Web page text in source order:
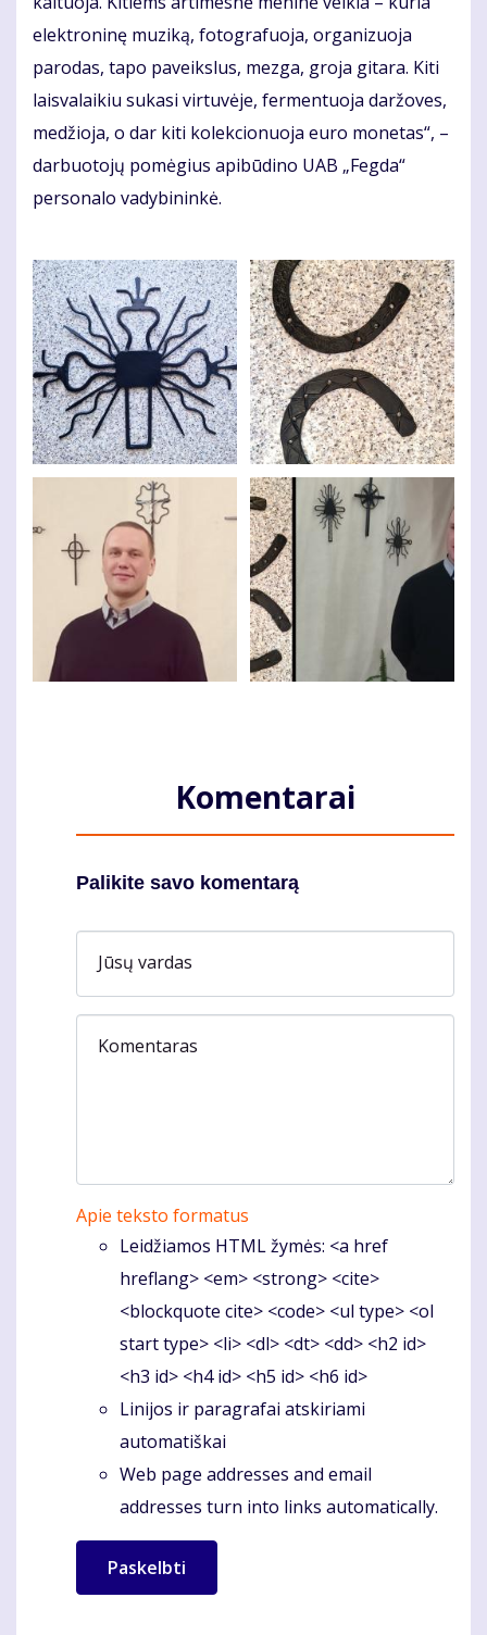
elektroninę muziką, fotografuoja, organizuoja
parodas, tapo paveikslus, mezga, groja gitara. Kiti
laisvalaikiu sukasi virtuvėje, fermentuoja daržoves,
medžioja, o dar kiti kolekcionuoja euro monetas“, –
darbuotojų pomėgius apibūdino UAB „Fegda“
personalo vadybininkė.
Komentarai
Palikite savo komentarą
Jūsų vardas
Komentaras
Apie teksto formatus
Leidžiamos HTML žymės: <a href
hreflang> <em> <strong> <cite>
<blockquote cite> <code> <ul type> <ol
start type> <li> <dl> <dt> <dd> <h2 id>
<h3 id> <h4 id> <h5 id> <h6 id>
Linijos ir paragrafai atskiriami
automatiškai
Web page addresses and email
addresses turn into links automatically.